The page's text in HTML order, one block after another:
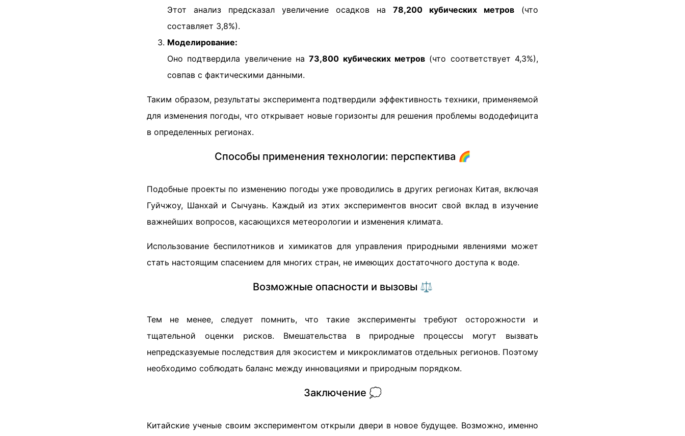
Этот анализ предсказал увеличение осадков на 78,200 кубических метров (что
составляет 3,8%).
Моделирование:
Оно подтвердила увеличение на73,800 кубических метров (что соответствует 4,3%),
совпав с фактическими данными.
Таким образом, результаты эксперимента подтвердили эффективность техники, применяемой
для изменения погоды, что открывает новые горизонты для решения проблемы вододефицита
в определенных регионах.
Способы применения технологии: перспектива 🌈
Подобные проекты по изменению погоды уже проводились в других регионах Китая, включая
Гуйчжоу, Шанхай и Сычуань. Каждый из этих экспериментов вносит свой вклад в изучение
важнейших вопросов, касающихся метеорологии и изменения климата.
Использование беспилотников и химикатов для управления природными явлениями может
стать настоящим спасением для многих стран, не имеющих достаточного доступа к воде.
Возможные опасности и вызовы ⚖️
Тем не менее, следует помнить, что такие эксперименты требуют осторожности и
тщательной оценки рисков. Вмешательства в природные процессы могут вызвать
непредсказуемые последствия для экосистем и микроклиматов отдельных регионов. Поэтому
необходимо соблюдать баланс между инновациями и природным порядком.
Заключение 💭
Китайские ученые своим экспериментом открыли двери в новое будущее. Возможно, именно